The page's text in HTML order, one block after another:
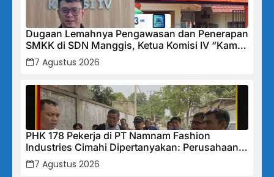
Dugaan Lemahnya Pengawasan dan Penerapan
SMKK di SDN Manggis, Ketua Komisi IV “Kami
Tidak Akan Segan Menindak”
7 Agustus 2026
PHK 178 Pekerja di PT Namnam Fashion
Industries Cimahi Dipertanyakan: Perusahaan
Klaim Rugi, Laporan Keuangan Justru
Tunjukkan Penurunan Laba.
7 Agustus 2026